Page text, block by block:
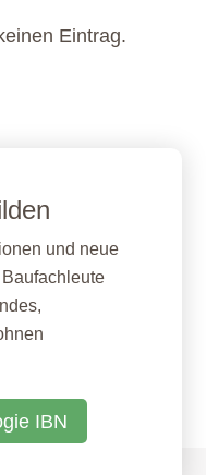
Eintrag.
und neue
IBN